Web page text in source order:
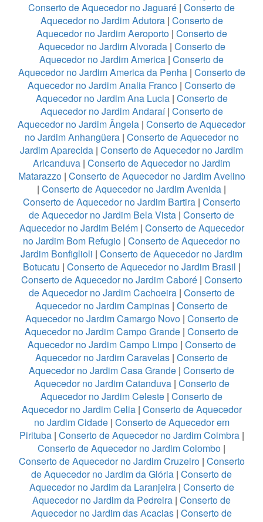
Conserto de Aquecedor no Jaguaré | Conserto de
Aquecedor no Jardim Adutora| Conserto de
Aquecedor no Jardim Aeroporto| Conserto de
Aquecedor no Jardim Alvorada| Conserto de
Aquecedor no Jardim America | Conserto de
Aquecedor no Jardim America da Penha| Conserto de
Aquecedor no Jardim Analia Franco | Conserto de
Aquecedor no Jardim Ana Lucia| Conserto de
Aquecedor no Jardim Andaraí| Conserto de
Aquecedor no Jardim Ângela | Conserto de Aquecedor
no Jardim Anhangüera| Conserto de Aquecedor no
Jardim Aparecida | Conserto de Aquecedor no Jardim
Aricanduva | Conserto de Aquecedor no Jardim
Matarazzo| Conserto de Aquecedor no Jardim Avelino
| Conserto de Aquecedor no Jardim Avenida |
Conserto de Aquecedor no Jardim Bartira| Conserto
de Aquecedor no Jardim Bela Vista | Conserto de
Aquecedor no Jardim Belém| Conserto de Aquecedor
no Jardim Bom Refugio | Conserto de Aquecedor no
Jardim Bonfiglioli | Conserto de Aquecedor no Jardim
Botucatu | Conserto de Aquecedor no Jardim Brasil |
Conserto de Aquecedor no Jardim Caboré| Conserto
de Aquecedor no Jardim Cachoeira| Conserto de
Aquecedor no Jardim Campinas | Conserto de
Aquecedor no Jardim Camargo Novo| Conserto de
Aquecedor no Jardim Campo Grande | Conserto de
Aquecedor no Jardim Campo Limpo| Conserto de
Aquecedor no Jardim Caravelas | Conserto de
Aquecedor no Jardim Casa Grande | Conserto de
Aquecedor no Jardim Catanduva| Conserto de
Aquecedor no Jardim Celeste | Conserto de
Aquecedor no Jardim Celia| Conserto de Aquecedor
no Jardim Cidade| Conserto de Aquecedor em
Pirituba| Conserto de Aquecedor no Jardim Coimbra|
Conserto de Aquecedor no Jardim Colombo |
Conserto de Aquecedor no Jardim Cruzeiro| Conserto
de Aquecedor no Jardim da Glória | Conserto de
Aquecedor no Jardim da Laranjeira| Conserto de
Aquecedor no Jardim da Pedreira | Conserto de
Aquecedor no Jardim das Acacias | Conserto de